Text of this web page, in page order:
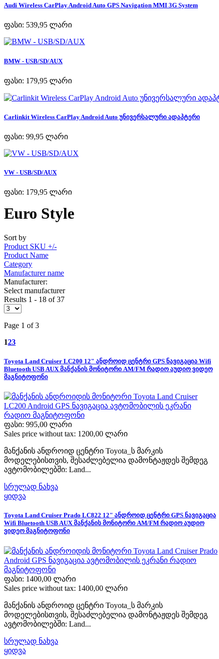
Audi Wireless CarPlay Android Auto GPS Navigation MMI 3G System
ფასი: 539,95 ლარი
BMW - USB/SD/AUX
ფასი: 179,95 ლარი
Carlinkit Wireless CarPlay Android Auto უნივერსალური ადაპტერი
ფასი: 99,95 ლარი
VW - USB/SD/AUX
ფასი: 179,95 ლარი
Euro Style
Sort by
Product SKU +/-
Product Name
Category
Manufacturer name
Manufacturer:
Select manufacturer
Results 1 - 18 of 37
Page 1 of 3
123
Toyota Land Cruiser LC200 12" ანდროიდ ცენტრი GPS ნავიგაცია Wifi
Bluetooth USB AUX მანქანის მონიტორი AM/FM რადიო აუდიო ვიდეო
მაგნიტოფონი
ფასი: 995,00 ლარი
Sales price without tax: 1200,00 ლარი
მანქანის ანდროიდ ცენტრი Toyota_ს მარკის
მოდელებისთვის, შესაძლებელია დამონტაჟდეს შემდეგ
ავტომობილებში: Land...
სრულად ნახვა
ყიდვა
Toyota Land Cruiser Prado LC822 12" ანდროიდ ცენტრი GPS ნავიგაცია
Wifi Bluetooth USB AUX მანქანის მონიტორი AM/FM რადიო აუდიო
ვიდეო მაგნიტოფონი
ფასი: 1400,00 ლარი
Sales price without tax: 1400,00 ლარი
მანქანის ანდროიდ ცენტრი Toyota_ს მარკის
მოდელებისთვის, შესაძლებელია დამონტაჟდეს შემდეგ
ავტომობილებში: Land...
სრულად ნახვა
ყიდვა